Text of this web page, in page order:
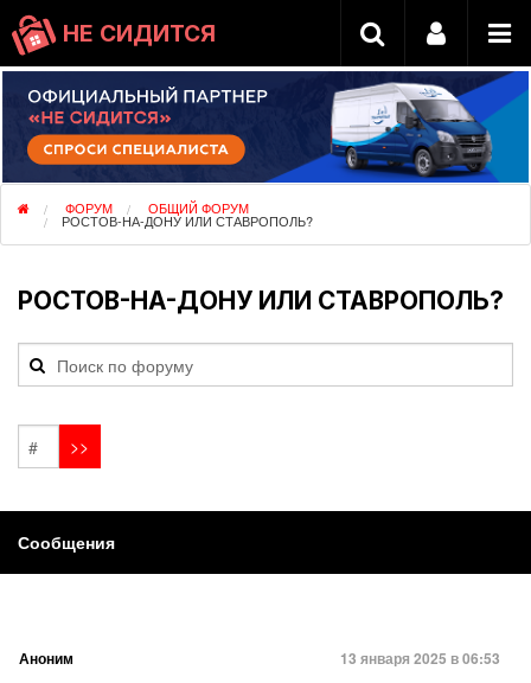
НЕ СИДИТСЯ
ФОРУМ ОБЩИЙ ФОРУМ
РОСТОВ-НА-ДОНУ ИЛИ СТАВРОПОЛЬ?
РОСТОВ-НА-ДОНУ ИЛИ СТАВРОПОЛЬ?
Сообщения
Аноним 13 января 2025 в 06:53